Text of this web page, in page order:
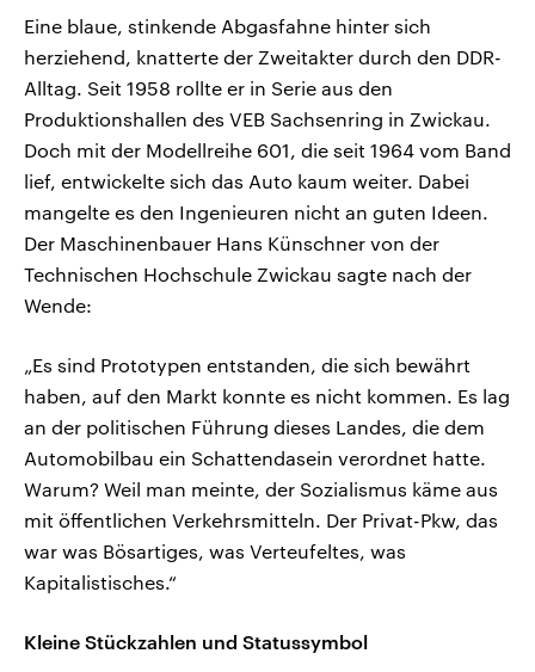
Eine blaue, stinkende Abgasfahne hinter sich
herziehend, knatterte der Zweitakter durch den DDR-
Alltag. Seit 1958 rollte er in Serie aus den
Produktionshallen des VEB Sachsenring in Zwickau.
Doch mit der Modellreihe 601, die seit 1964 vom Band
lief, entwickelte sich das Auto kaum weiter. Dabei
mangelte es den Ingenieuren nicht an guten Ideen.
Der Maschinenbauer Hans Künschner von der
Technischen Hochschule Zwickau sagte nach der
Wende:
„Es sind Prototypen entstanden, die sich bewährt
haben, auf den Markt konnte es nicht kommen. Es lag
an der politischen Führung dieses Landes, die dem
Automobilbau ein Schattendasein verordnet hatte.
Warum? Weil man meinte, der Sozialismus käme aus
mit öffentlichen Verkehrsmitteln. Der Privat-Pkw, das
war was Bösartiges, was Verteufeltes, was
Kapitalistisches.“
Kleine Stückzahlen und Statussymbol